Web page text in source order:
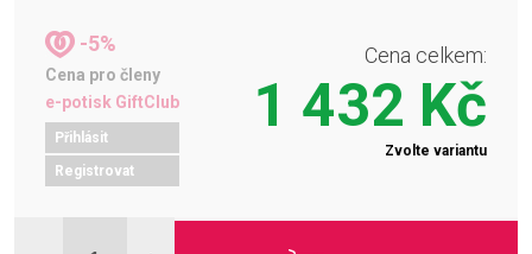
-5%
Cena pro členy
e-potisk GiftClub
Přihlásit
Registrovat
Cena celkem:
1 432 Kč
Zvolte variantu